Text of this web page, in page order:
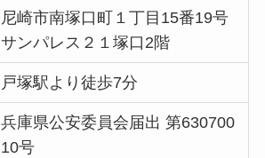
尼崎市南塚口町１丁目15番19号
サンパレス２１塚口2階
戸塚駅より徒歩7分
兵庫県公安委員会届出 第630700
10号